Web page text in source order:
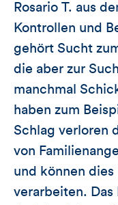
Rosario T. aus
Kontrollen und
gehört Sucht
die aber zur
manchmal
haben zum
Schlag verloren
von
und können
verarbeiten.